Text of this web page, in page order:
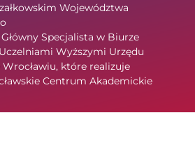
Województwa
Specjalista w Biurze
Wyższymi Urzędu
które realizuje
Centrum Akademickie